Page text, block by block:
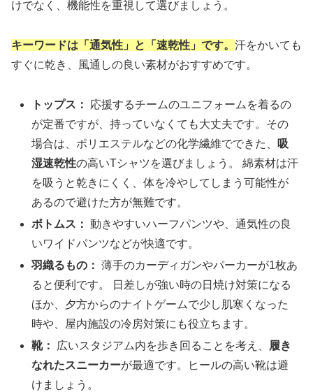
けでなく、機能性を重視して選びましょう。
キーワードは「通気性」と「速乾性」です。 汗をかいても
すぐに乾き、風通しの良い素材がおすすめです。
トップス：
応援するチームのユニフォームを着るの
が定番ですが、持っていなくても大丈夫です。その
場合は、ポリエステルなどの化学繊維でできた、
吸
湿速乾性の高いTシャツを選びましょう。 綿素材は汗
を吸うと乾きにくく、体を冷やしてしまう可能性が
あるので避けた方が無難です。
ボトムス： 動きやすいハーフパンツや、通気性の良
いワイドパンツなどが快適です。
羽織るもの： 薄手のカーディガンやパーカーが1枚あ
ると便利です。 日差しが強い時の日焼け対策になる
ほか、夕方からのナイトゲームで少し肌寒くなった
時や、屋内施設の冷房対策にも役立ちます。
靴：
広いスタジアム内を歩き回ることを考え、
履き
なれたスニーカーが最適です。ヒールの高い靴は避
けましょう。